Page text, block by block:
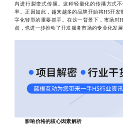
内进行裂变式传播。这种轻量化的传播方式
率。正因如此，越来越多的品牌开始将H5开
字化转型的重要抓手。在这一背景下，市场对
点，也进一步推动了开发服务市场的专业化发
影响价格的核心因素解析